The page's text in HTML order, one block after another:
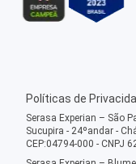
Políticas de
Serasa Experian – São
Sucupira - 24ºandar -
CEP:04794-000 - CNPJ